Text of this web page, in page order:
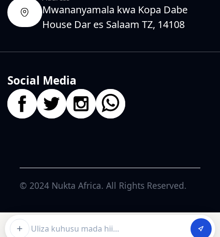
Ask about this article
Mwananyamala kwa Kopa Dabe
House Dar es Salaam TZ, 14108
Social Media
© 2024 Nukta Africa. All Rights Reserved.